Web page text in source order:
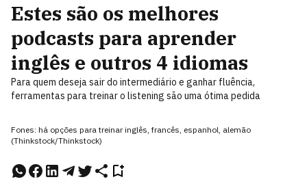
Estes são os melhores
podcasts para aprender
inglês e outros 4 idiomas
Para quem deseja sair do intermediário e ganhar fluência,
ferramentas para treinar o listening são uma ótima pedida
Fones: há opções para treinar inglês, francês, espanhol, alemão
(Thinkstock/Thinkstock)